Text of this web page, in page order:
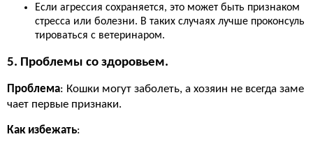
Если агрессия сохраняется, это может быть признаком
стресса или болезни. В таких случаях лучше проконсуль
тироваться с ветеринаром.
5. Проблемы со здоровьем.
Проблема: Кошки могут заболеть, а хозяин не всегда заме
чает первые признаки.
Как избежать: